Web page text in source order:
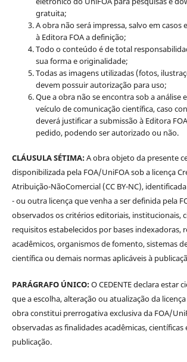
gratuita;
A obra não será impressa, salvo em casos
à Editora FOA a definição;
Todo o conteúdo é de total
sua forma e originalidade;
Todas as imagens utilizadas (fotos,
devem possuir autorização para uso;
Que a obra não se encontra sob a análise
veículo de comunicação científica, caso
deverá justificar a submissão à Editora
pedido, podendo ser autorizado ou não.
CLÁUSULA SÉTIMA:A obra objeto da presente
disponibilizada pela FOA/UniFOA sob a licença
Atribuição-NãoComercial (CC BY-NC),
- ou outra licença que venha a ser definida pela
observados os critérios editoriais, institucionais,
requisitos estabelecidos por bases indexadoras,
acadêmicos, organismos de fomento, sistemas
científica ou demais normas aplicáveis à
PARÁGRAFO ÚNICO:O CEDENTE declara estar
que a escolha, alteração ou atualização da
obra constitui prerrogativa exclusiva da FOA/
observadas as finalidades acadêmicas,
publicação.